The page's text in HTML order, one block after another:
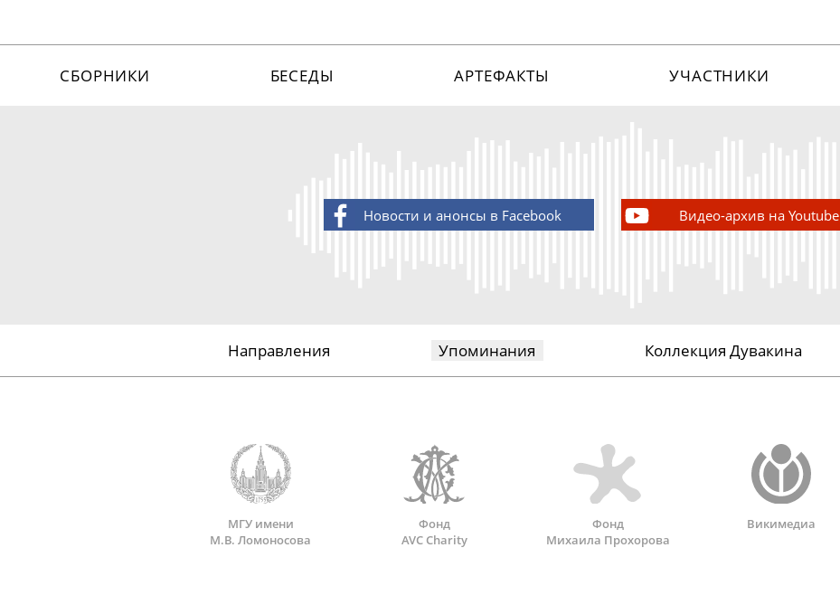
СБОРНИКИ БЕСЕДЫ АРТЕФАКТЫ УЧАСТНИКИ
Новости и анонсы в Facebook Видео-архив на Youtube
Направления Упоминания Коллекция Дувакина
МГУ имени
М.В. Ломоносова
Фонд
AVC Charity
Фонд
Михаила Прохорова
Викимедиа